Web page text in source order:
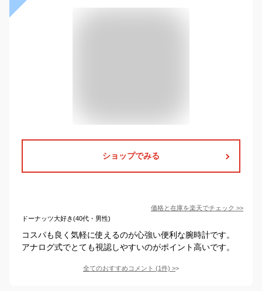
ショップでみる
価格と在庫を楽天でチェック >>
ドーナッツ大好き(40代・男性)
コスパも良く気軽に使えるのが心強い便利な腕時計です。
アナログ式でとても視認しやすいのがポイント高いです。
全てのおすすめコメント (1件) >